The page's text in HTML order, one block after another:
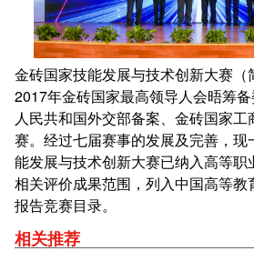
金砖国家技能发展与技术创新大赛（
2017年金砖国家最高领导人会晤筹
人民共和国外交部备案、金砖国家
赛。经过七届赛事的发展及完善，
能发展与技术创新大赛已纳入高等
相关评价成果范围，列入中国高等
报告竞赛目录。
相关推荐